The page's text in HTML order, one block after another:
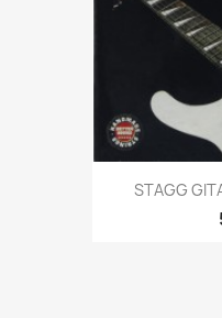
STAGG